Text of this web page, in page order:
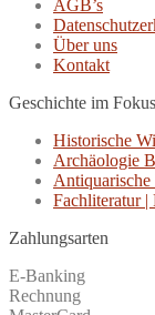
AGB’s
Über uns
Kontakt
Geschichte im Fokus
Historische
Archäologie
Antiquarische
Fachliteratur |
Zahlungsarten
E-Banking
Rechnung